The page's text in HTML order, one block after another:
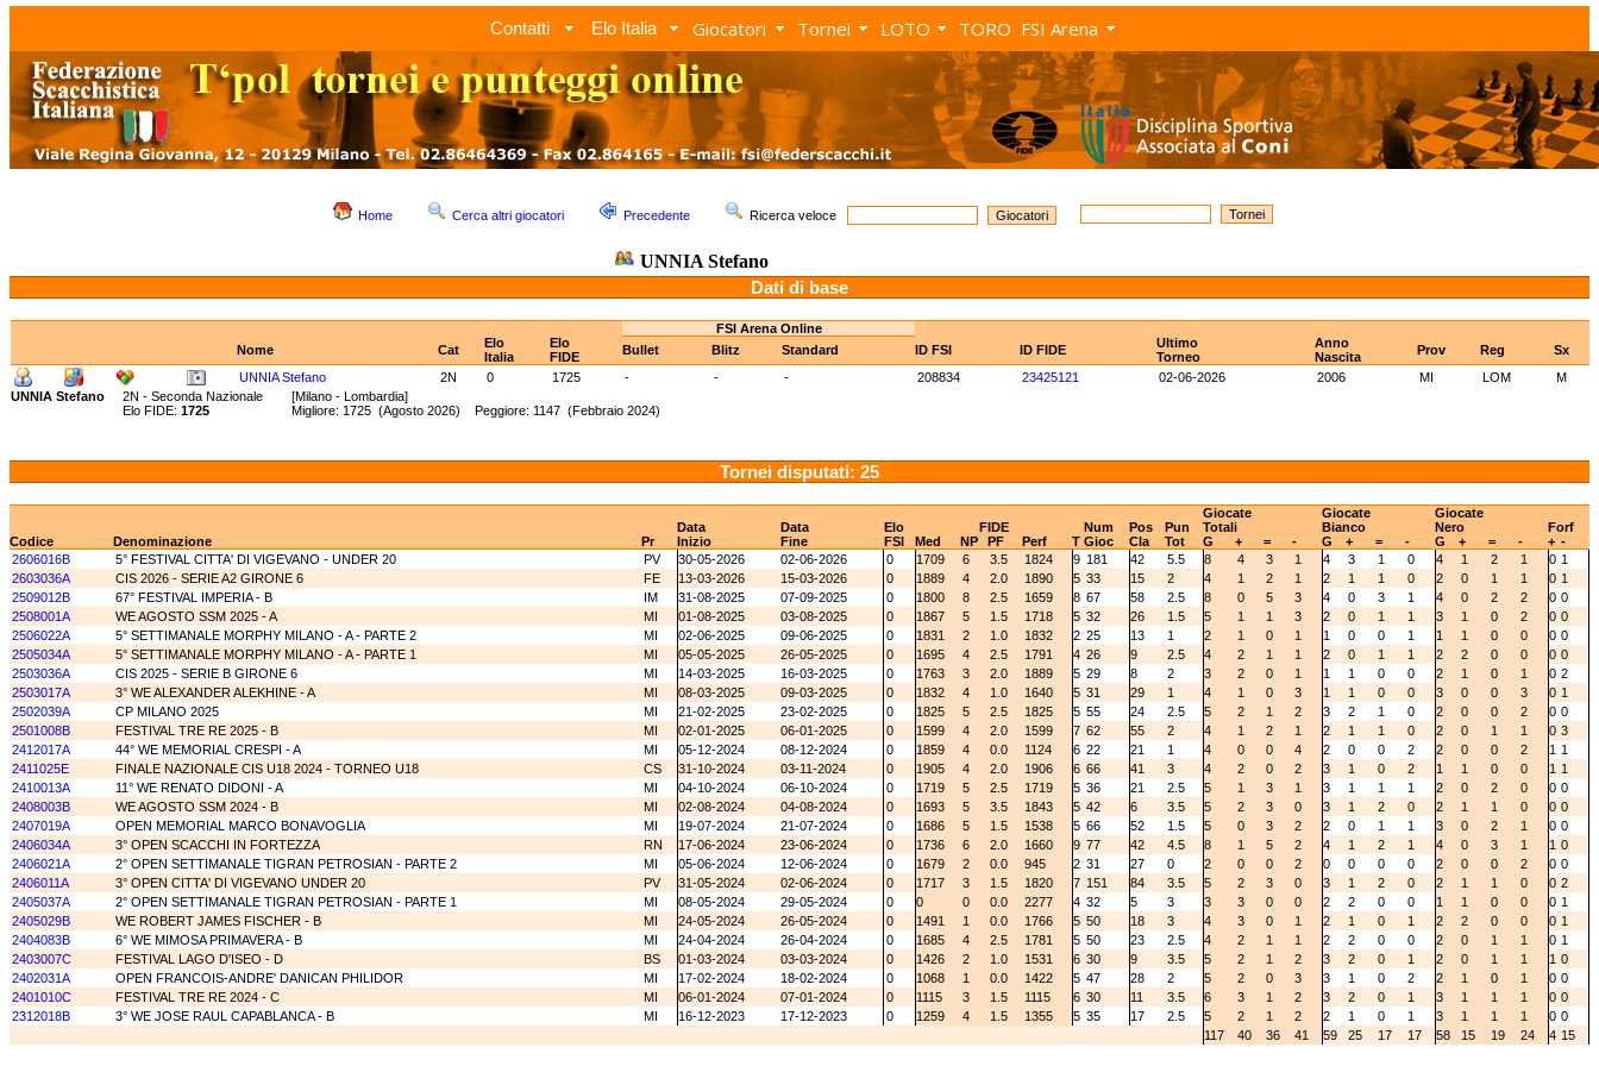
Contatti Elo Italia Giocatori Tornei LOTO TORO FSI Arena
Home Cerca altri giocatori Precedente Ricerca veloce
UNNIA Stefano
Dati di base
FSI Arena Online
Nome
Cat
Elo
Italia
Elo
FIDE
Bullet Blitz Standard ID FSI ID FIDE
Ultimo
Torneo
Anno
Nascita
Prov Reg
Sx
UNNIA Stefano
2N 0 1725 - - - 208834 23425121 02-06-2026 2006 MI LOM
M
UNNIA Stefano
2N - Seconda Nazionale [Milano - Lombardia]
Elo FIDE: 1725 Migliore: 1725 (Agosto 2026) Peggiore: 1147 (Febbraio 2024)
Tornei disputati: 25
Data Data Elo FIDE Num Pos Pun
Giocate
Totali
Giocate
Bianco
Giocate
Nero
Forf
Codice
Denominazione Pr Inizio Fine FSI Med NP PF Perf T Gioc Cla Tot G + = - G + = - G + = - + -
2606016B
5° FESTIVAL CITTA' DI VIGEVANO - UNDER 20 PV 30-05-2026 02-06-2026 0 1709 6 3.5 1824 9 181 42 5.5 8 4 3 1 4 3 1 0 4 1 2 1 0 1
2603036A
CIS 2026 - SERIE A2 GIRONE 6 FE 13-03-2026 15-03-2026 0 1889 4 2.0 1890 5 33 15 2 4 1 2 1 2 1 1 0 2 0 1 1 0 1
2509012B
67° FESTIVAL IMPERIA - B IM 31-08-2025 07-09-2025 0 1800 8 2.5 1659 8 67 58 2.5 8 0 5 3 4 0 3 1 4 0 2 2 0 0
2508001A
WE AGOSTO SSM 2025 - A MI 01-08-2025 03-08-2025 0 1867 5 1.5 1718 5 32 26 1.5 5 1 1 3 2 0 1 1 3 1 0 2 0 0
2506022A
5° SETTIMANALE MORPHY MILANO - A - PARTE 2 MI 02-06-2025 09-06-2025 0 1831 2 1.0 1832 2 25 13 1 2 1 0 1 1 0 0 1 1 1 0 0 0 0
2505034A
5° SETTIMANALE MORPHY MILANO - A - PARTE 1 MI 05-05-2025 26-05-2025 0 1695 4 2.5 1791 4 26 9 2.5 4 2 1 1 2 0 1 1 2 2 0 0 0 0
2503036A
CIS 2025 - SERIE B GIRONE 6 MI 14-03-2025 16-03-2025 0 1763 3 2.0 1889 5 29 8 2 3 2 0 1 1 1 0 0 2 1 0 1 0 2
2503017A
3° WE ALEXANDER ALEKHINE - A MI 08-03-2025 09-03-2025 0 1832 4 1.0 1640 5 31 29 1 4 1 0 3 1 1 0 0 3 0 0 3 0 1
2502039A
CP MILANO 2025 MI 21-02-2025 23-02-2025 0 1825 5 2.5 1825 5 55 24 2.5 5 2 1 2 3 2 1 0 2 0 0 2 0 0
2501008B
FESTIVAL TRE RE 2025 - B MI 02-01-2025 06-01-2025 0 1599 4 2.0 1599 7 62 55 2 4 1 2 1 2 1 1 0 2 0 1 1 0 3
2412017A
44° WE MEMORIAL CRESPI - A MI 05-12-2024 08-12-2024 0 1859 4 0.0 1124 6 22 21 1 4 0 0 4 2 0 0 2 2 0 0 2 1 1
2411025E
FINALE NAZIONALE CIS U18 2024 - TORNEO U18 CS 31-10-2024 03-11-2024 0 1905 4 2.0 1906 6 66 41 3 4 2 0 2 3 1 0 2 1 1 0 0 1 1
2410013A
11° WE RENATO DIDONI - A MI 04-10-2024 06-10-2024 0 1719 5 2.5 1719 5 36 21 2.5 5 1 3 1 3 1 1 1 2 0 2 0 0 0
2408003B
WE AGOSTO SSM 2024 - B MI 02-08-2024 04-08-2024 0 1693 5 3.5 1843 5 42 6 3.5 5 2 3 0 3 1 2 0 2 1 1 0 0 0
2407019A
OPEN MEMORIAL MARCO BONAVOGLIA MI 19-07-2024 21-07-2024 0 1686 5 1.5 1538 5 66 52 1.5 5 0 3 2 2 0 1 1 3 0 2 1 0 0
2406034A
3° OPEN SCACCHI IN FORTEZZA RN 17-06-2024 23-06-2024 0 1736 6 2.0 1660 9 77 42 4.5 8 1 5 2 4 1 2 1 4 0 3 1 1 0
2406021A
2° OPEN SETTIMANALE TIGRAN PETROSIAN - PARTE 2 MI 05-06-2024 12-06-2024 0 1679 2 0.0 945 2 31 27 0 2 0 0 2 0 0 0 0 2 0 0 2 0 0
2406011A
3° OPEN CITTA' DI VIGEVANO UNDER 20 PV 31-05-2024 02-06-2024 0 1717 3 1.5 1820 7 151 84 3.5 5 2 3 0 3 1 2 0 2 1 1 0 0 2
2405037A
2° OPEN SETTIMANALE TIGRAN PETROSIAN - PARTE 1 MI 08-05-2024 29-05-2024 0 0 0 0.0 2277 4 32 5 3 3 3 0 0 2 2 0 0 1 1 0 0 0 1
2405029B
WE ROBERT JAMES FISCHER - B MI 24-05-2024 26-05-2024 0 1491 1 0.0 1766 5 50 18 3 4 3 0 1 2 1 0 1 2 2 0 0 0 1
2404083B
6° WE MIMOSA PRIMAVERA - B MI 24-04-2024 26-04-2024 0 1685 4 2.5 1781 5 50 23 2.5 4 2 1 1 2 2 0 0 2 0 1 1 0 1
2403007C
FESTIVAL LAGO D'ISEO - D BS 01-03-2024 03-03-2024 0 1426 2 1.0 1531 6 30 9 3.5 5 2 1 2 3 2 0 1 2 0 1 1 1 0
2402031A
OPEN FRANCOIS-ANDRE' DANICAN PHILIDOR MI 17-02-2024 18-02-2024 0 1068 1 0.0 1422 5 47 28 2 5 2 0 3 3 1 0 2 2 1 0 1 0 0
2401010C
FESTIVAL TRE RE 2024 - C MI 06-01-2024 07-01-2024 0 1115 3 1.5 1115 6 30 11 3.5 6 3 1 2 3 2 0 1 3 1 1 1 0 0
2312018B
3° WE JOSE RAUL CAPABLANCA - B MI 16-12-2023 17-12-2023 0 1259 4 1.5 1355 5 35 17 2.5 5 2 1 2 2 1 0 1 3 1 1 1 0 0
117
40 36 41 59 25 17 17 58 15 19 24 4 15